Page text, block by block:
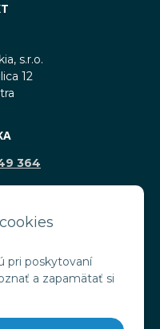
pri poskytovaní
a zapamätať si
s.r.o.
12
364